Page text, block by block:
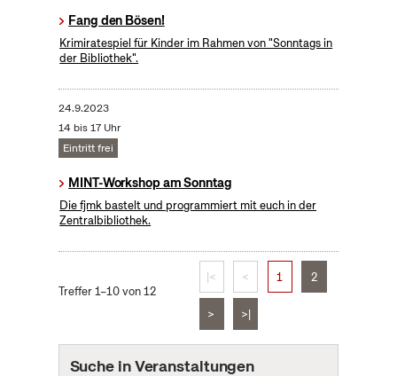
Fang den Bösen!
Krimiratespiel für Kinder im Rahmen von "Sonntags in
der Bibliothek".
24.9.2023
14 bis 17 Uhr
Eintritt frei
MINT-Workshop am Sonntag
Die fjmk bastelt und programmiert mit euch in der
Zentralbibliothek.
Treffer 1–10 von 12
|< < 1 2
> >|
Suche in Veranstaltungen